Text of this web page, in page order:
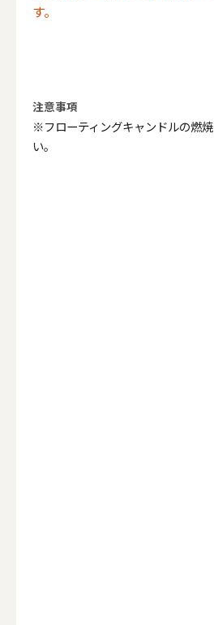
す。
注意事項
※フローティングキャンドルの燃
い。